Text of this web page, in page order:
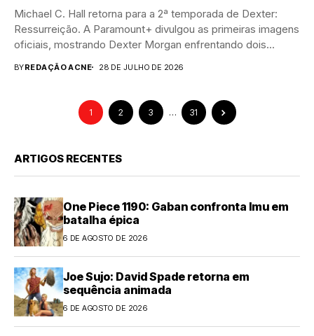
Michael C. Hall retorna para a 2ª temporada de Dexter:
Ressurreição. A Paramount+ divulgou as primeiras imagens
oficiais, mostrando Dexter Morgan enfrentando dois...
BYREDAÇÃO ACNE 28 DE JULHO DE 2026
1 2 3 … 31
ARTIGOS RECENTES
One Piece 1190: Gaban confronta Imu em
batalha épica
6 DE AGOSTO DE 2026
Joe Sujo: David Spade retorna em
sequência animada
6 DE AGOSTO DE 2026